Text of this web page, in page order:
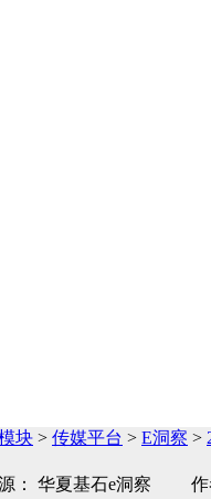
块 > 传媒平台 > E洞察 >
源： 华夏基石e洞察